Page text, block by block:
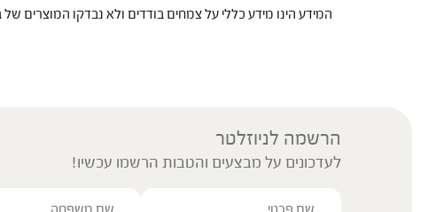
המידע הינו מידע כללי על צמחים בודדים ולא נבדקו המוצרים
הרשמה לניוזלטר
לעדכונים על מבצעים והטבות הרשמו עכשיו!